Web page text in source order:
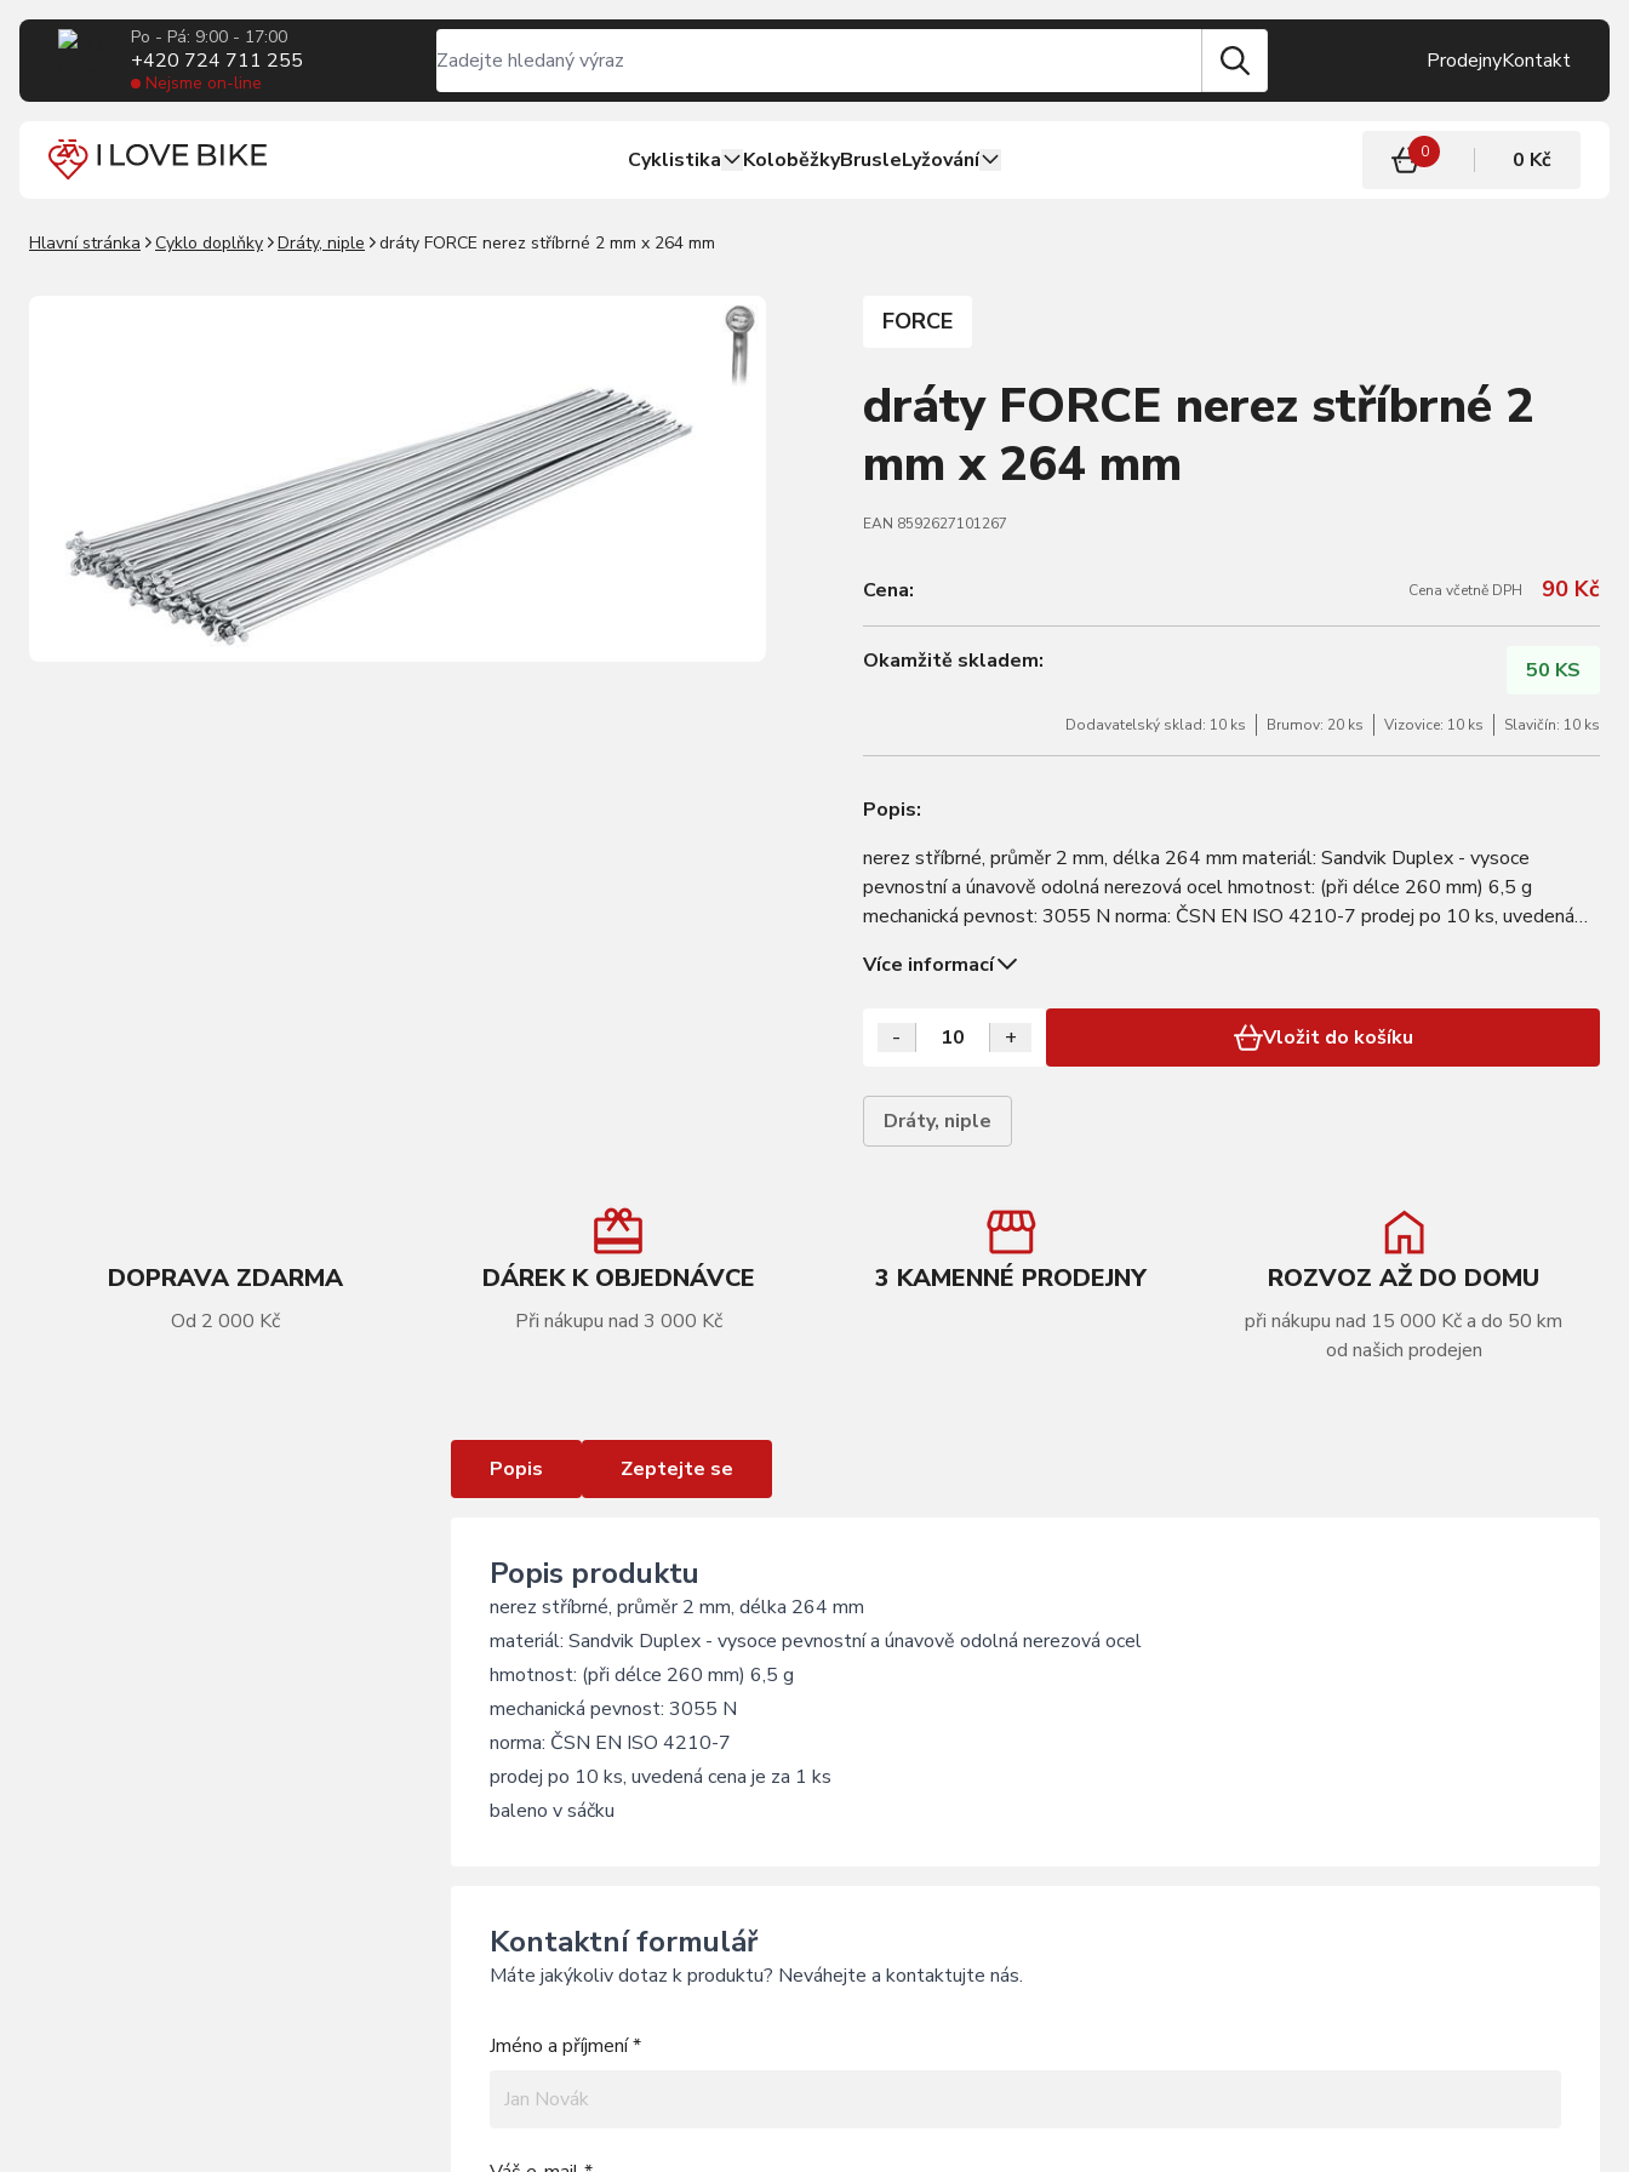
Po - Pá: 9:00 - 17:00
+420 724 711 255
Nejsme on-line
ProdejnyKontakt
Cyklistika KoloběžkyBrusleLyžování 0 0 Kč
Hlavní stránka Cyklo doplňky Dráty, niple dráty FORCE nerez stříbrné 2 mm x 264 mm
FORCE
dráty FORCE nerez stříbrné 2
mm x 264 mm
EAN 8592627101267
Cena: Cena včetně DPH 90 Kč
Okamžitě skladem: 50 KS
Dodavatelský sklad: 10 ks Brumov: 20 ks Vizovice: 10 ks Slavičín: 10 ks
Popis:
nerez stříbrné, průměr 2 mm, délka 264 mm materiál: Sandvik Duplex - vysoce
pevnostní a únavově odolná nerezová ocel hmotnost: (při délce 260 mm) 6,5 g
mechanická pevnost: 3055 N norma: ČSN EN ISO 4210-7 prodej po 10 ks, uvedená
Více informací
- + Vložit do košíku
Dráty, niple
DOPRAVA ZDARMA
Od 2 000 Kč
DÁREK K OBJEDNÁVCE
Při nákupu nad 3 000 Kč
3 KAMENNÉ PRODEJNY ROZVOZ AŽ DO DOMU
při nákupu nad 15 000 Kč a do 50 km
od našich prodejen
VÍCE INFORMACÍ
Popis Zeptejte se
Popis produktu
nerez stříbrné, průměr 2 mm, délka 264 mm
materiál: Sandvik Duplex - vysoce pevnostní a únavově odolná nerezová ocel
hmotnost: (při délce 260 mm) 6,5 g
mechanická pevnost: 3055 N
norma: ČSN EN ISO 4210-7
prodej po 10 ks, uvedená cena je za 1 ks
baleno v sáčku
Kontaktní formulář
Máte jakýkoliv dotaz k produktu? Neváhejte a kontaktujte nás.
Jméno a příjmení *